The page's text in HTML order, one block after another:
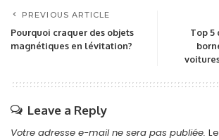
PREVIOUS ARTICLE
Pourquoi craquer des objets
magnétiques en lévitation?
Top 5
Leave a Reply
Votre adresse e-mail ne sera pas publiée.